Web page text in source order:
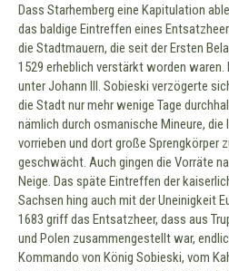
Dass Starhemberg eine Kapitulation
das baldige Eintreffen eines
die Stadtmauern, die seit der Ersten
1529 erheblich verstärkt worden
unter Johann III. Sobieski verzögerte
die Stadt nur mehr wenige Tage
nämlich durch osmanische Mineure, die
vorrieben und dort große Sprengkörper
geschwächt. Auch gingen die Vorräte
Neige. Das späte Eintreffen der
Sachsen hing auch mit der Uneinigkeit
1683 griff das Entsatzheer, dass aus
und Polen zusammengestellt war,
Kommando von König Sobieski, vom